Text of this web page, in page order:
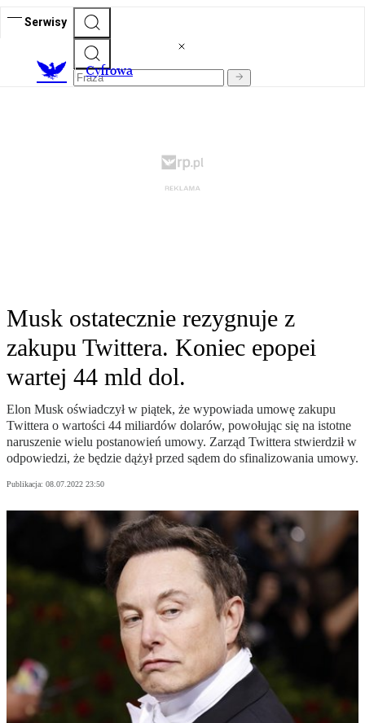
Serwisy
Cyfrowa
Musk ostatecznie rezygnuje z
zakupu Twittera. Koniec epopei
wartej 44 mld dol.
Elon Musk oświadczył w piątek, że wypowiada umowę zakupu
Twittera o wartości 44 miliardów dolarów, powołując się na istotne
naruszenie wielu postanowień umowy. Zarząd Twittera stwierdził w
odpowiedzi, że będzie dążył przed sądem do sfinalizowania umowy.
Publikacja: 08.07.2022 23:50